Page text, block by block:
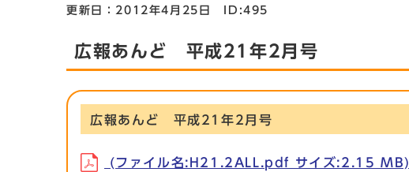
更新日：2012年4月25日 ID:495
広報あんど 平成21年2月号
広報あんど 平成21年2月号
(ファイル名:H21.2ALL.pdf サイズ:2.15 MB)